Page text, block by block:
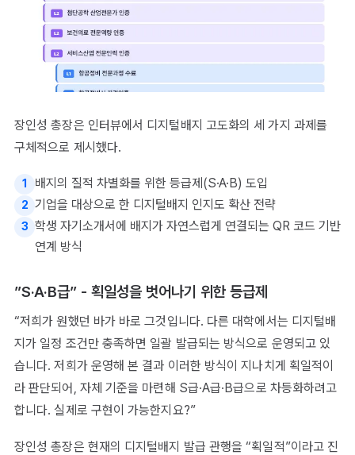
장인성 총장은 인터뷰에서 디지털배지 고도화의 세 가지 과제를
구체적으로 제시했다.
1 배지의 질적 차별화를 위한 등급제(S·A·B) 도입
2 기업을 대상으로 한 디지털배지 인지도 확산 전략
3 학생 자기소개서에 배지가 자연스럽게 연결되는 QR 코드 기반
연계 방식
”S·A·B급” - 획일성을 벗어나기 위한 등급제
“저희가 원했던 바가 바로 그것입니다. 다른 대학에서는 디지털배
지가 일정 조건만 충족하면 일괄 발급되는 방식으로 운영되고 있
습니다. 저희가 운영해 본 결과 이러한 방식이 지나치게 획일적이
라 판단되어, 자체 기준을 마련해 S급·A급·B급으로 차등화하려고
합니다. 실제로 구현이 가능한지요?”
장인성 총장은 현재의 디지털배지 발급 관행을 “획일적”이라고 진